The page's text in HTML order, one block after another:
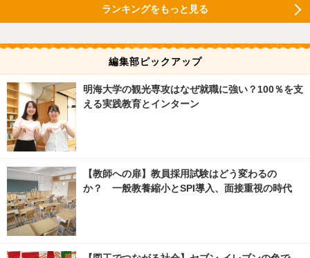
ランキングをもっと見る
編集部ピックアップ
明海大学の観光専攻はなぜ就職に強い？100％を支
える実践教育とインターン
【教師への扉】教員採用試験はどう変わるの
か？ 一般教養縮小とSPI導入、面接重視の時代